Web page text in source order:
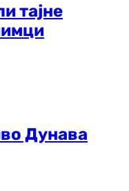
тајне
Дунава